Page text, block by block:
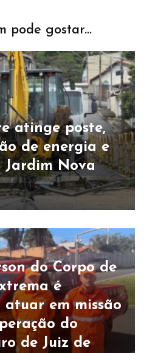
pode gostar...
atinge poste,
de energia e
Nova
do Corpo de
é
em missão
do
de Juiz de